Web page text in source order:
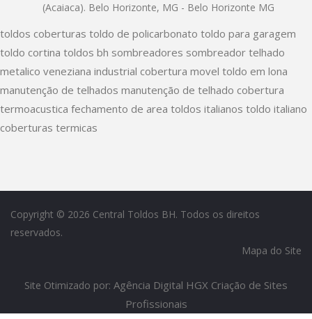
(Acaiaca). Belo Horizonte, MG - Belo Horizonte MG
toldos coberturas toldo de policarbonato toldo para garagem
toldo cortina toldos bh sombreadores sombreador telhado
metalico veneziana industrial cobertura movel toldo em lona
manutenção de telhados manutenção de telhado cobertura
termoacustica fechamento de area toldos italianos toldo italiano
coberturas termicas
Copyright © 2026 Central Toldos BH. Todos os direitos
reservados.
Mapa do Site
Site Otimizado por: Agência Digital HGX Criação de Sites
Profissionais